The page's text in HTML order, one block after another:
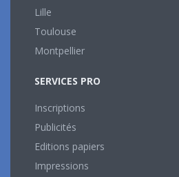
Lille
Toulouse
Montpellier
SERVICES PRO
Inscriptions
Publicités
Editions papiers
Impressions